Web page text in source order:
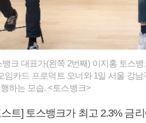
크 대표가(왼쪽 2번째) 이지홍 토스
임카드 프로덕트 오너와 1일 서울 강
하는 모습. <토스뱅크>
트] 토스뱅크가 최고 2.3% 금